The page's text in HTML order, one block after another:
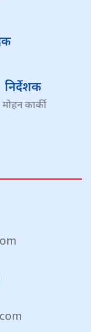
निर्देशक
मोहन कार्की